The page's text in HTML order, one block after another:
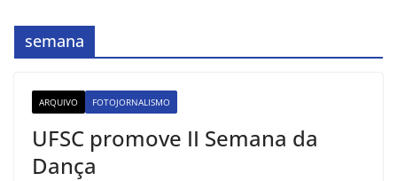
semana
ARQUIVO FOTOJORNALISMO
UFSC promove II Semana da
Dança